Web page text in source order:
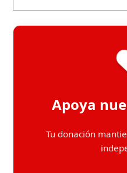
Apoya
Tu donación